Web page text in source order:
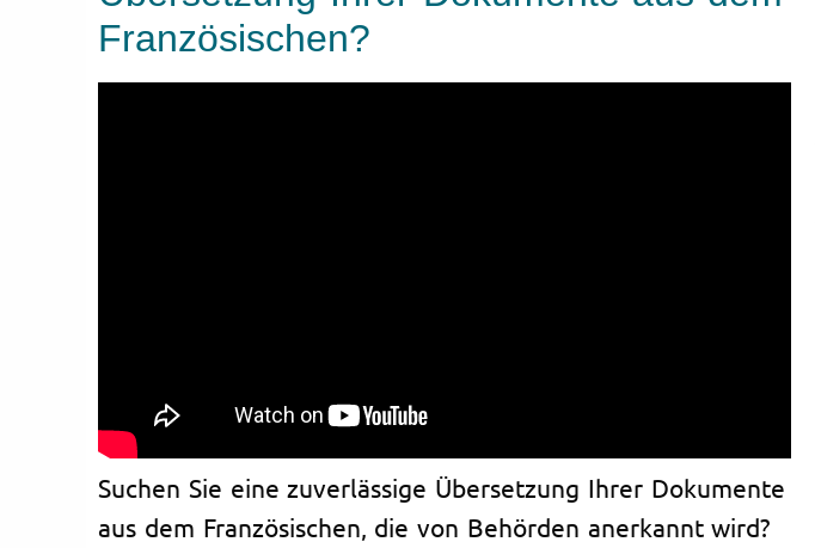
Französischen?
Suchen Sie eine zuverlässige Übersetzung Ihrer Dokumente
aus dem Französischen, die von Behörden anerkannt wird?